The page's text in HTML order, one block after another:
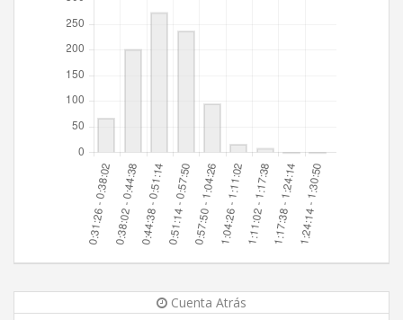
Cuenta Atrás